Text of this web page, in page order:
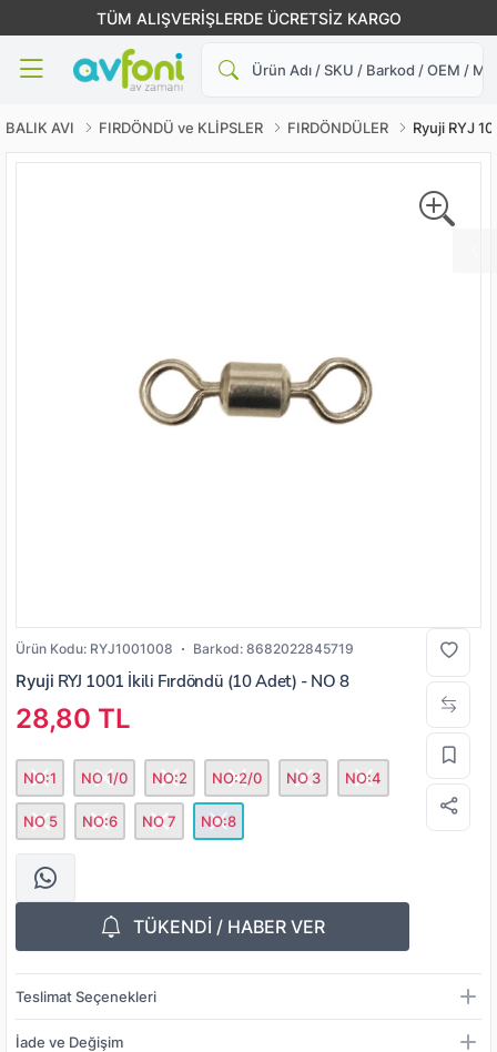
TÜM ALIŞVERİŞLERDE ÜCRETSİZ KARGO
BALIK AVI FIRDÖNDÜ ve KLİPSLER FIRDÖNDÜLER Ryuji RYJ
Ürün Kodu: RYJ1001008 Barkod: 8682022845719
Ryuji RYJ 1001 İkili Fırdöndü (10 Adet) - NO 8
28,80 TL
NO:1 NO 1/0 NO:2 NO:2/0 NO 3 NO:4
NO 5 NO:6 NO 7 NO:8
TÜKENDİ / HABER VER
Teslimat Seçenekleri
İade ve Değişim